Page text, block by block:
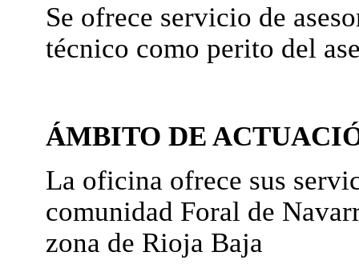
Se ofrece servicio de
técnico como perito del
ÁMBITO DE
La oficina ofrece sus
comunidad Foral de
zona de Rioja Baja